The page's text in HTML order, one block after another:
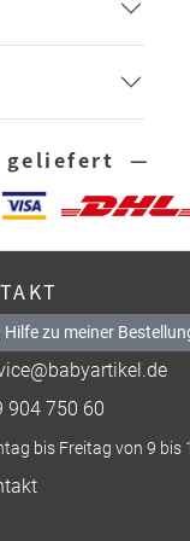
geliefert —
Hilfe zu meiner
904 750 60
bis Freitag von 9 bis